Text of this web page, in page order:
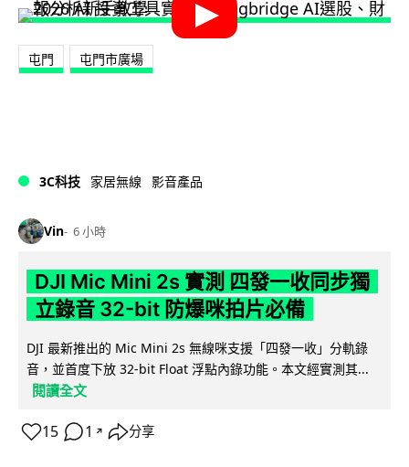
屯門 屯門市廣場
3C科技 家居無線 影音產品
Vin 6 小時
DJI Mic Mini 2s 實測 四發一收同步獨
立錄音 32-bit 防爆咪拍片必備
DJI 最新推出的 Mic Mini 2s 無線咪支援「四發一收」分軌錄
音，並首度下放 32-bit Float 浮點內錄功能。本文經實測其...
閱讀全文
15 1 ↗ 分享